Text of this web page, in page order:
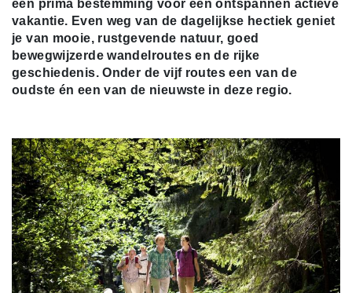
een prima bestemming voor een ontspannen actieve
vakantie. Even weg van de dagelijkse hectiek geniet
je van mooie, rustgevende natuur, goed
bewegwijzerde wandelroutes en de rijke
geschiedenis. Onder de vijf routes een van de
oudste én een van de nieuwste in deze regio.